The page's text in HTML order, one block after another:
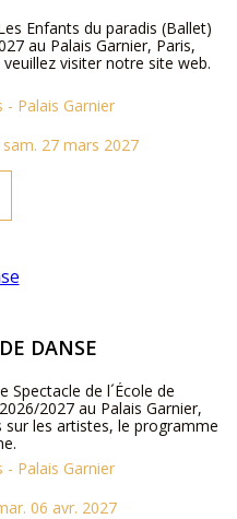
Enfants du paradis (Ballet)
au Palais Garnier, Paris,
visiter notre site web.
Palais Garnier
27 mars 2027
DANSE
de l´École de
2027 au Palais Garnier,
sur les artistes, le programme
Palais Garnier
06 avr. 2027